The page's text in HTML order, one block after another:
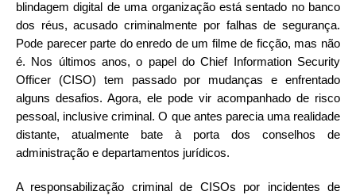
blindagem digital de uma organização está sentado no banco
dos réus, acusado criminalmente por falhas de segurança.
Pode parecer parte do enredo de um filme de ficção, mas não
é. Nos últimos anos, o papel do Chief Information Security
Officer (CISO) tem passado por mudanças e enfrentado
alguns desafios. Agora, ele pode vir acompanhado de risco
pessoal, inclusive criminal. O que antes parecia uma realidade
distante, atualmente bate à porta dos conselhos de
administração e departamentos jurídicos.
A responsabilização criminal de CISOs por incidentes de